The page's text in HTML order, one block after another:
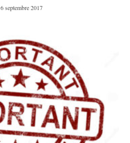
6 septembre 2017